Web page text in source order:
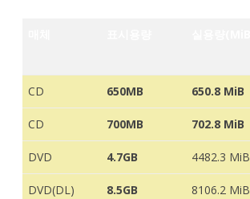
CD 650MB 650.8 MiB
CD 700MB 702.8 MiB
DVD 4.7GB 4482.3 MiB
DVD(DL) 8.5GB 8106.2 MiB